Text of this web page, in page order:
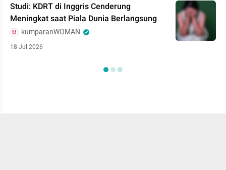
Studi: KDRT di Inggris Cenderung
Meningkat saat Piala Dunia Berlangsung
kumparanWOMAN
18 Jul 2026